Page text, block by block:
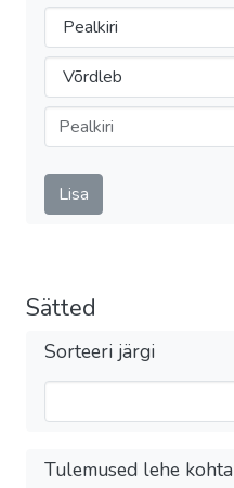
Filtrid
Operaator
Esita
Lisa
Sätted
Sorteeri järgi
Tulemused lehe kohta